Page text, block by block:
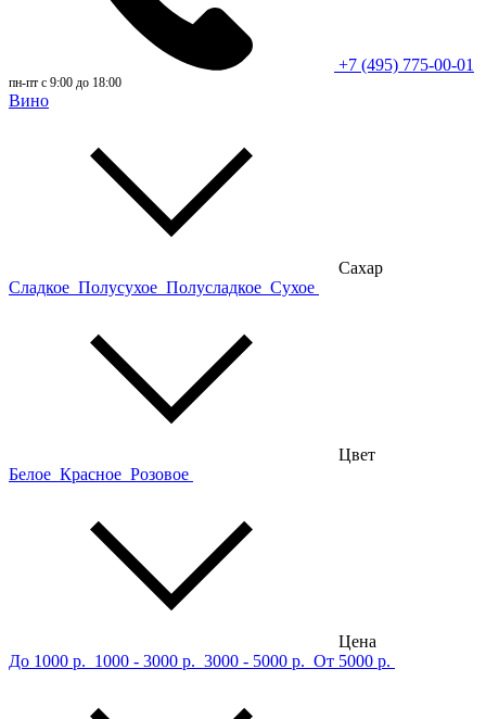
+7 (495) 775-00-01
пн-пт с 9:00 до 18:00
Вино
Сахар
Сладкое Полусухое Полусладкое Сухое
Цвет
Белое Красное Розовое
Цена
До 1000 р. 1000 - 3000 р. 3000 - 5000 р. От 5000 р.